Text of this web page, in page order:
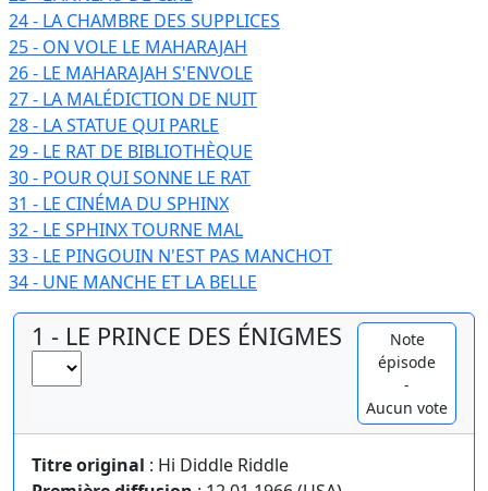
24 - LA CHAMBRE DES SUPPLICES
25 - ON VOLE LE MAHARAJAH
26 - LE MAHARAJAH S'ENVOLE
27 - LA MALÉDICTION DE NUIT
28 - LA STATUE QUI PARLE
29 - LE RAT DE BIBLIOTHÈQUE
30 - POUR QUI SONNE LE RAT
31 - LE CINÉMA DU SPHINX
32 - LE SPHINX TOURNE MAL
33 - LE PINGOUIN N'EST PAS MANCHOT
34 - UNE MANCHE ET LA BELLE
1 - LE PRINCE DES ÉNIGMES
Note
épisode
-
Aucun vote
Titre original : Hi Diddle Riddle